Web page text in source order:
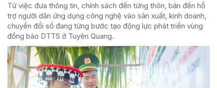
Từ việc đưa thông tin, chính sách đến từng thôn, bản đến hỗ
trợ người dân ứng dụng công nghệ vào sản xuất, kinh doanh,
chuyển đổi số đang từng bước tạo động lực phát triển vùng
đồng bào DTTS ở Tuyên Quang.